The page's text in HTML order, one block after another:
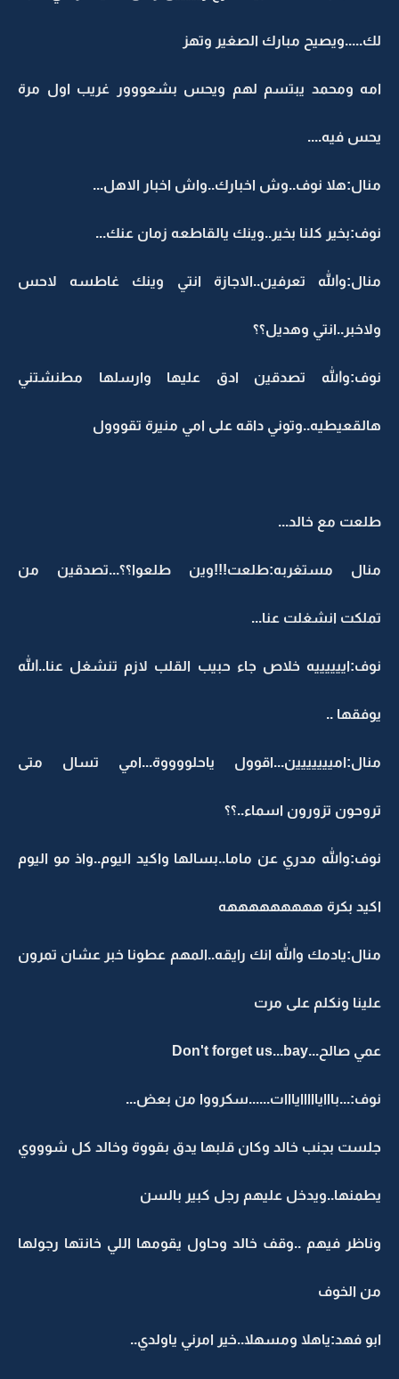
لك.....ويصيح مبارك الصغير وتهز
امه ومحمد يبتسم لهم ويحس بشعووور غريب اول مرة
يحس فيه....
منال:هلا نوف..وش اخبارك..واش اخبار الاهل...
نوف:بخير كلنا بخير..وينك يالقاطعه زمان عنك...
منال:والله تعرفين..الاجازة انتي وينك غاطسه لاحس
ولاخبر..انتي وهديل؟؟
نوف:والله تصدقين ادق عليها وارسلها مطنشتني
هالقعيطيه..وتوني داقه على امي منيرة تقووول
طلعت مع خالد...
منال مستغربه:طلعت!!!وين طلعوا؟؟...تصدقين من
تملكت انشغلت عنا...
نوف:اييييييه خلاص جاء حبيب القلب لازم تنشغل عنا..الله
يوفقها ..
منال:امييييييين...اقوول ياحلووووة...امي تسال متى
تروحون تزورون اسماء..؟؟
نوف:والله مدري عن ماما..بسالها واكيد اليوم..واذ مو اليوم
اكيد بكرة هههههههههه
منال:يادمك والله انك رايقه..المهم عطونا خبر عشان تمرون
علينا ونكلم على مرت
عمي صالح...Don't forget us...bay
نوف:...بااايااااايااات......سكرووا من بعض...
جلست بجنب خالد وكان قلبها يدق بقووة وخالد كل شوووي
يطمنها..ويدخل عليهم رجل كبير بالسن
وناظر فيهم ..وقف خالد وحاول يقومها اللي خانتها رجولها
من الخوف
ابو فهد:ياهلا ومسهلا..خير امرني ياولدي..